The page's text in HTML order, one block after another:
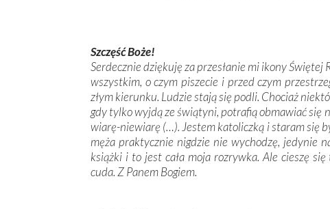
Szczęść Boże!
Serdecznie dziękuję za przesłanie mi ikony
wszystkim, o czym piszecie i przed czym
złym kierunku. Ludzie stają się podli. Chociaż
gdy tylko wyjdą ze świątyni, potrafią obmawiać się
wiarę-niewiarę (…). Jestem katoliczką i staram się
męża praktycznie nigdzie nie wychodzę, jedynie
książki i to jest cała moja rozrywka. Ale cieszę
cuda. Z Panem Bogiem.